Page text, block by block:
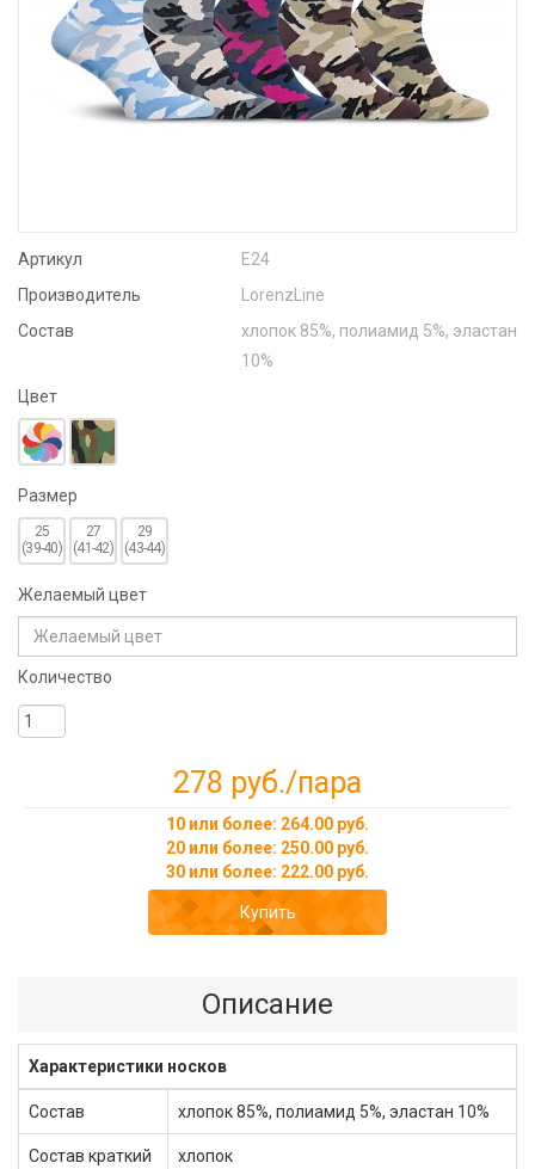
Артикул
Е24
Производитель
LorenzLine
Состав
хлопок 85%, полиамид 5%, эластан
10%
Цвет
Размер
25
(39-40)
27
(41-42)
29
(43-44)
Желаемый цвет
Количество
278 руб./пара
10 или более: 264.00 руб.
20 или более: 250.00 руб.
30 или более: 222.00 руб.
Купить
Описание
Характеристики носков
Состав хлопок 85%, полиамид 5%, эластан 10%
Состав краткий хлопок